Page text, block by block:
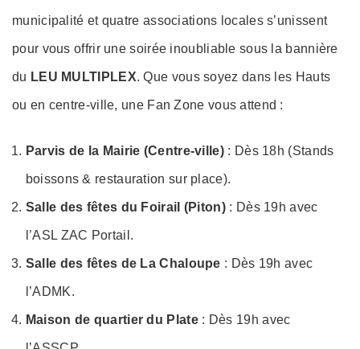
municipalité et quatre associations locales s’unissent
pour vous offrir une soirée inoubliable sous la bannière
du LEU MULTIPLEX. Que vous soyez dans les Hauts
ou en centre-ville, une Fan Zone vous attend :
Parvis de la Mairie (Centre-ville) : Dès 18h (Stands
boissons & restauration sur place).
Salle des fêtes du Foirail (Piton) : Dès 19h avec
l’ASL ZAC Portail.
Salle des fêtes de La Chaloupe : Dès 19h avec
l’ADMK.
Maison de quartier du Plate: Dès 19h avec